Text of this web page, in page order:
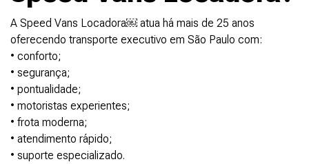
A Speed Vans Locadora￼ atua há mais de 25 anos
oferecendo transporte executivo em São Paulo com:
• conforto;
• segurança;
• pontualidade;
• motoristas experientes;
• frota moderna;
• atendimento rápido;
• suporte especializado.